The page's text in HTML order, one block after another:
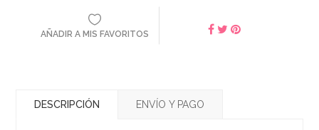
AÑADIR A MIS FAVORITOS
DESCRIPCIÓN ENVÍO Y PAGO